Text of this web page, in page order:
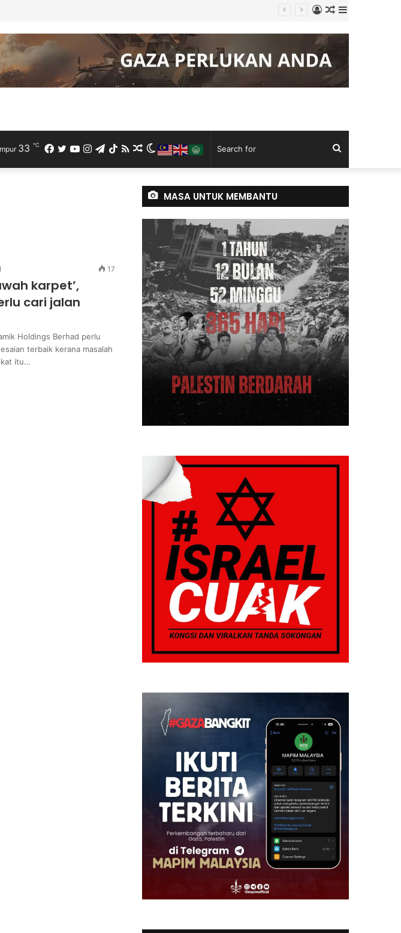
Anti-Lambakan Import Gegelung Keluli China, Vietnam
Random
Article
Log
In
for
Switch
skin
Random
Article
RSS
TikTok
Telegram
Instagram
YouTube
Twitter
Facebook
33 ℃
17
karpet’,
cari jalan
Holdings Berhad perlu
terbaik kerana masalah
itu…
MASA UNTUK MEMBANTU